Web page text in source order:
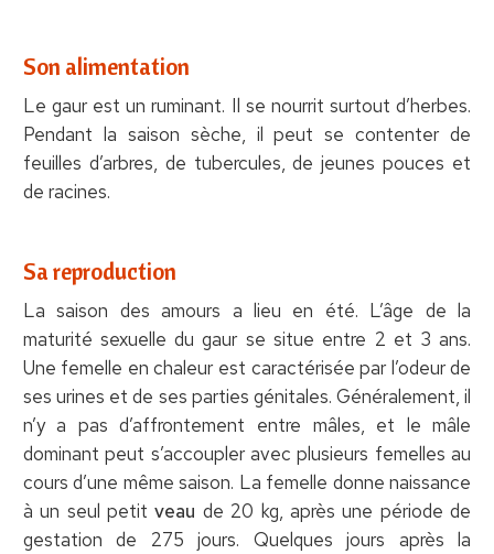
Son alimentation
Le gaur est un ruminant. Il se nourrit surtout d’herbes.
Pendant la saison sèche, il peut se contenter de
feuilles d’arbres, de tubercules, de jeunes pouces et
de racines.
Sa reproduction
La saison des amours a lieu en été. L’âge de la
maturité sexuelle du gaur se situe entre 2 et 3 ans.
Une femelle en chaleur est caractérisée par l’odeur de
ses urines et de ses parties génitales. Généralement, il
n’y a pas d’affrontement entre mâles, et le mâle
dominant peut s’accoupler avec plusieurs femelles au
cours d’une même saison. La femelle donne naissance
à un seul petitveau de 20 kg, après une période de
gestation de 275 jours. Quelques jours après la